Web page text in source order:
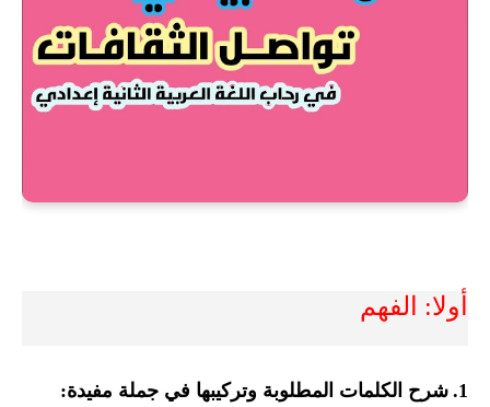
أولا: الفهم
.1 شرح الكلمات المطلوبة وتركيبها في جملة مفيدة: